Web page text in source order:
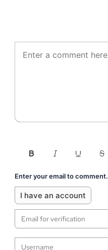
Enter your email to comment.
I have an account